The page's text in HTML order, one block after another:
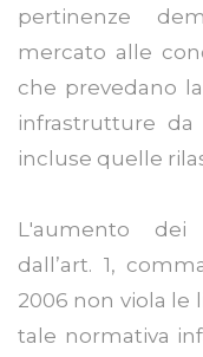
pertinenze
mercato alle
che prevedano
infrastrutture da
incluse quelle
L'aumento dei
dall’art. 1,
2006 non viola le
tale normativa